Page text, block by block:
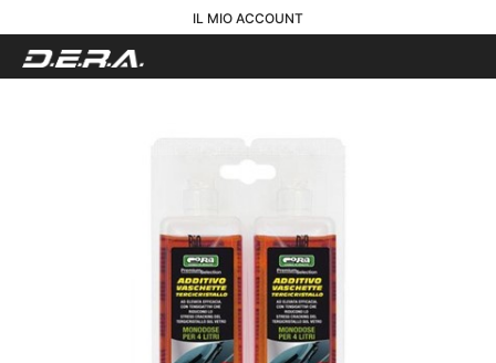
IL MIO ACCOUNT